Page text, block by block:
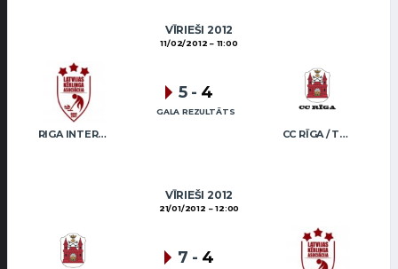
VĪRIEŠI 2012
11/02/2012 11:00
RIGA INTERNATIONAL CURLING CLUB / GRAY CC RĪGA / TRUKŠĀNS
5 - 4
GALA REZULTĀTS
VĪRIEŠI 2012
21/01/2012 12:00
7 - 4